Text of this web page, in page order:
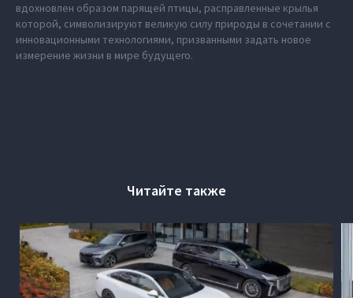
вдохновлен образом парящей птицы, расправленные крылья
которой, символизируют великую силу природы в сочетании с
инновационными технологиями, призванными задать новое
измерение жизни в мире будущего.
Читайте также